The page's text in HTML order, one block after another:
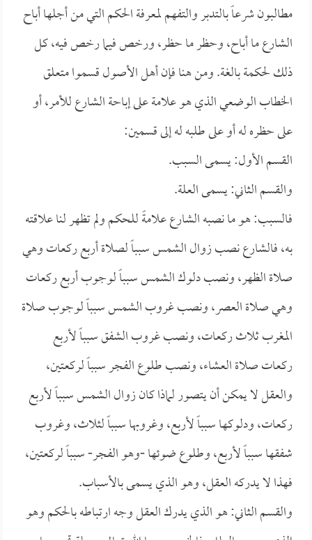
مطالبون شرعاً بالتدبر والتفهم لمعرفة الحكم التي من أجلها أباح
الشارع ما أباح، وحظر ما حظر، ورخص فيما رخص فيه، كل
ذلك لحكمة بالغة. ومن هنا فإن أهل الأصول قسموا متعلق
الخطاب الوضعي الذي هو علامة على إباحة الشارع للأمر، أو
على حظره له أو على طلبه له إلى قسمين:
القسم الأول: يسمى السبب.
والقسم الثاني: يسمى العلة.
فالسبب: هو ما نصبه الشارع علامةً للحكم ولم تظهر لنا علاقته
به، فالشارع نصب زوال الشمس سبباً لصلاة أربع ركعات وهي
صلاة الظهر، ونصب دلوك الشمس سبباً لوجوب أربع ركعات
وهي صلاة العصر، ونصب غروب الشمس سبباً لوجوب صلاة
المغرب ثلاث ركعات، ونصب غروب الشفق سبباً لأربع
ركعات صلاة العشاء، ونصب طلوع الفجر سبباً لركعتين،
والعقل لا يمكن أن يتصور لماذا كان زوال الشمس سبباً لأربع
ركعات، ودلوكها سبباً لأربع، وغروبها سبباً لثلاث، وغروب
شفقها سبباً لأربع، وطلوع ضوئها -وهو الفجر- سبباً لركعتين،
فهذا لا يدركه العقل، وهو الذي يسمى بالأسباب.
والقسم الثاني: هو الذي يدرك العقل وجه ارتباطه بالحكم وهو